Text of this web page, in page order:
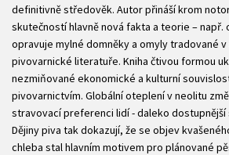
definitivně středověk. Autor přináší krom
skutečností hlavně nová fakta a teorie – např.
opravuje mylné domněky a omyly tradované
pivovarnické literatuře. Kniha čtivou formou
nezmiňované ekonomické a kulturní
pivovarnictvím. Globální oteplení v neolitu
stravovací preferenci lidí - daleko
Dějiny piva tak dokazují, že se objev
chleba stal hlavním motivem pro plánované